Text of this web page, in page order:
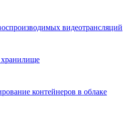
видеотрансляций
хранилище
контейнеров в облаке